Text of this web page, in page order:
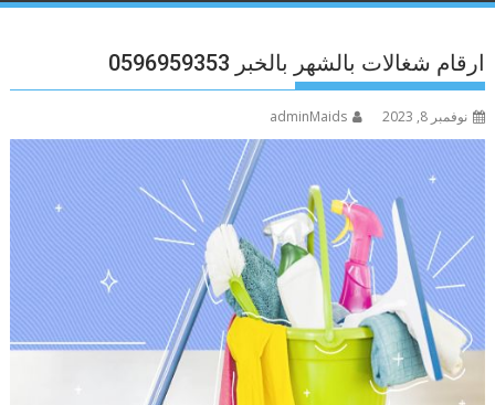
ارقام شغالات بالشهر بالخبر 0596959353
نوفمبر 8, 2023 adminMaids